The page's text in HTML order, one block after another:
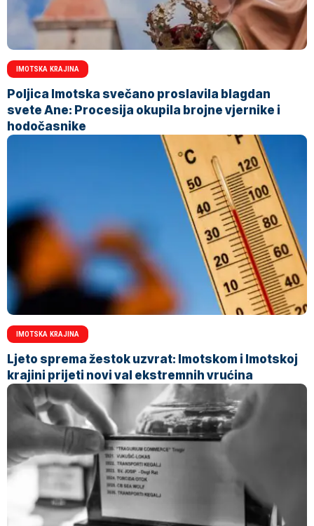
IMOTSKA KRAJINA
Poljica Imotska svečano proslavila blagdan
svete Ane: Procesija okupila brojne vjernike i
hodočasnike
IMOTSKA KRAJINA
Ljeto sprema žestok uzvrat: Imotskom i Imotskoj
krajini prijeti novi val ekstremnih vrućina